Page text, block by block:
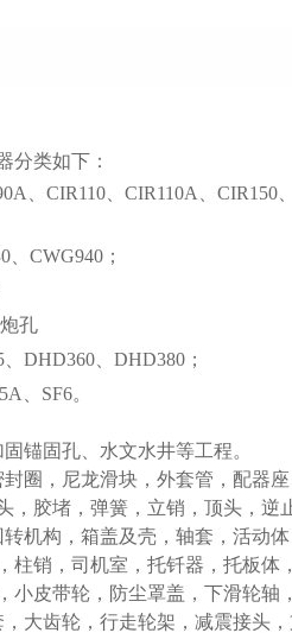
分类如下：
、CIR110、CIR110A、CIR150、
CWG940；
孔
DHD360、DHD380；
、SF6。
锚固孔、水文水井等工程。
圈，尼龙滑块，外套管，配器
，胶堵，弹簧，立销，顶头，逆
机构，箱盖及壳，轴套，活动
柱销，司机室，托钎器，托板体
小皮带轮，防尘罩盖，下滑轮轴
大齿轮，行走轮架，减震接头，